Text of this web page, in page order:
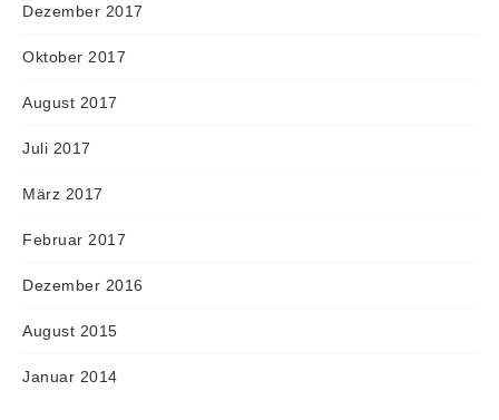
Dezember 2017
Oktober 2017
August 2017
Juli 2017
März 2017
Februar 2017
Dezember 2016
August 2015
Januar 2014